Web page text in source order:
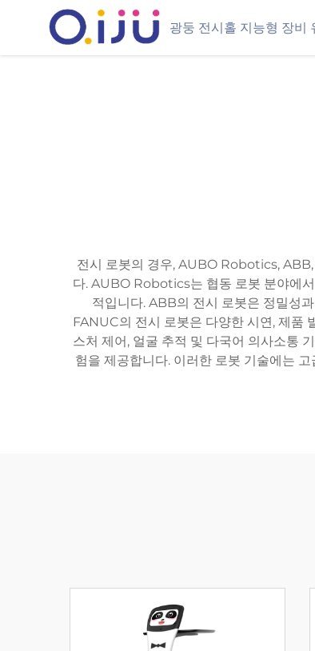
광둥 전시홀 지능형 장비
전시 로봇의 경우, AUBO Robotics,
다. AUBO Robotics는 협동 로봇 분야에
적입니다. ABB의 전시 로봇은 정밀성
FANUC의 전시 로봇은 다양한 시연, 제품
스처 제어, 얼굴 추적 및 다국어 의사소통
험을 제공합니다. 이러한 로봇 기술에는